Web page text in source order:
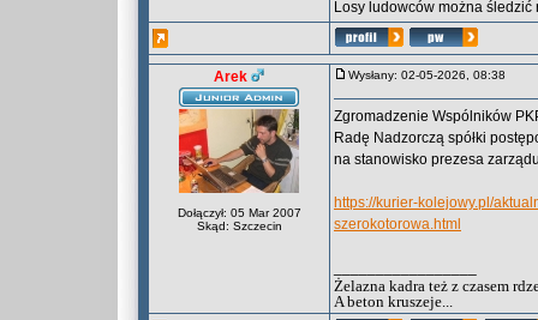
Losy ludowców można
Arek
Dołączył: 05 Mar 2007
Skąd: Szczecin
Wysłany: 02-05-2026, 08:38
Zgromadzenie Wspólników
Radę Nadzorczą spółki
na stanowisko prezesa
https://kurier-kolejowy.pl/
szerokotorowa.html
Żelazna kadra też z czasem
A beton kruszeje...